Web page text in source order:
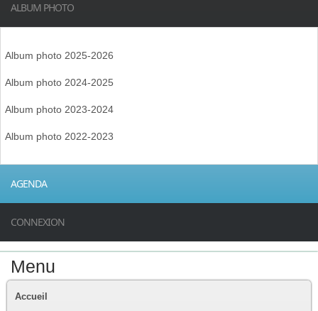
ALBUM PHOTO
Album photo 2025-2026
Album photo 2024-2025
Album photo 2023-2024
Album photo 2022-2023
AGENDA
CONNEXION
Menu
Accueil